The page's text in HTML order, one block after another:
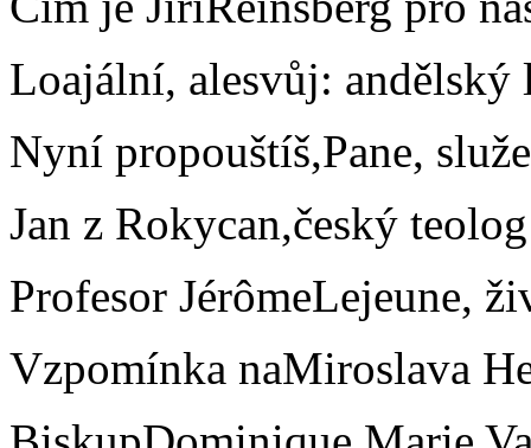
Loajální, alesvůj: andělský
Nyní propouštíš,Pane,
Jan z Rokycan,český
Profesor JérômeLejeune,
Vzpomínka naMiroslava